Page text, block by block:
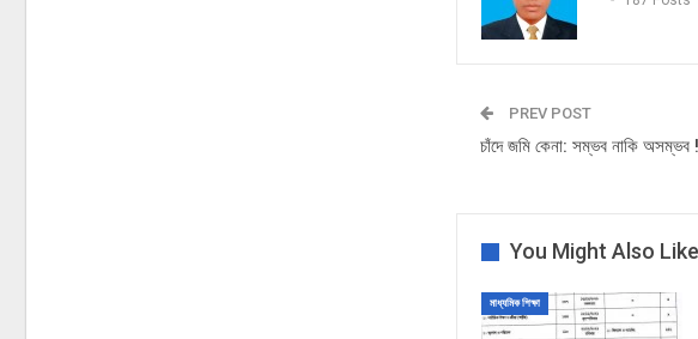
PREV POST
চাঁদে জমি কেনা: সম্ভব নাকি অসম্ভব !
You Might Also Like
মাধ্যমিক শিক্ষা